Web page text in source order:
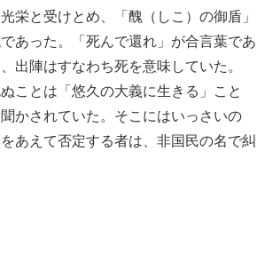
栄と受けとめ、「醜（しこ）の御盾」
あった。「死んで還れ」が合言葉であ
出陣はすなわち死を意味していた。
ことは「悠久の大義に生きる」こと
かされていた。そこにはいっさいの
あえて否定する者は、非国民の名で糾